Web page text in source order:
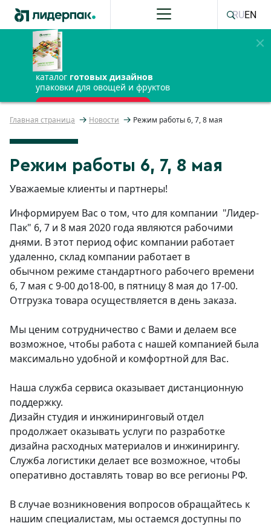
каталог готовых дизайнов
упаковки для овощей и фруктов
ПОЛУЧИТЬ БЕСПЛАТНО
RUEN
Главная страница Новости Режим работы 6, 7, 8 мая
Режим работы 6, 7, 8 мая
Уважаемые клиенты и партнеры!
Информируем Вас о том, что для компании "Лидер-
Пак" 6, 7 и 8 мая 2020 года являются рабочими
днями. В этот период офис компании работает
удаленно, склад компании работает в
обычном режиме стандартного рабочего времени
6, 7 мая с 9-00 до18-00, в пятницу 8 мая до 17-00.
Отгрузка товара осуществляется в день заказа.
Мы ценим сотрудничество с Вами и делаем все
возможное, чтобы работа с нашей компанией была
максимально удобной и комфортной для Вас.
Наша служба сервиса оказывает дистанционную
поддержку.
Дизайн студия и инжиниринговый отдел
продолжает оказывать услуги по разработке
дизайна расходных материалов и инжинирингу.
Служба логистики делает все возможное, чтобы
оперативно доставлять товар во все регионы РФ.
В случае возникновения вопросов обращайтесь к
нашим специалистам, мы остаемся доступны по